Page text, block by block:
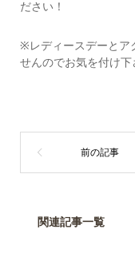
ださい！
※レディースデーとア
せんのでお気を付け下
関連記事一覧